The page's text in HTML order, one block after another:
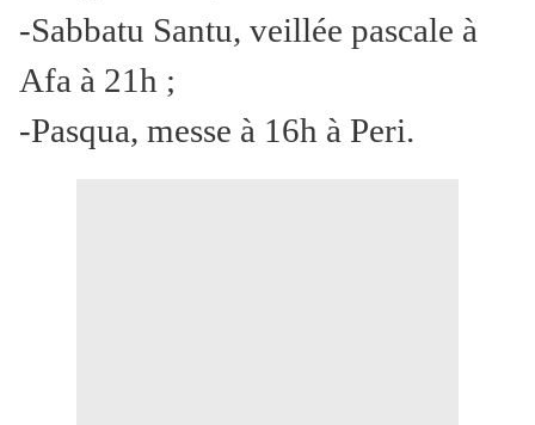
-Sabbatu Santu, veillée pascale à
Afa à 21h ;
-Pasqua, messe à 16h à Peri.